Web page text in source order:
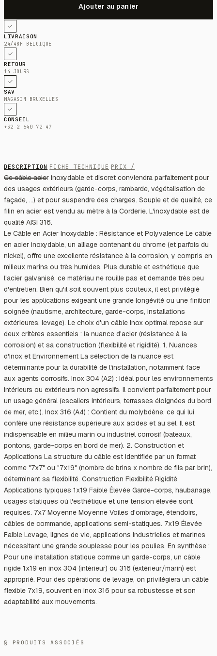
LIVRAISON
24/48H BELGIQUE
RETOUR
14 JOURS
SAV
MAGASIN BRUXELLES
CONSEIL
+32 2 640 72 47
DESCRIPTION FICHE TECHNIQUE PRIX /
Ce câble acier inoxydable et discret conviendra parfaitement pour
des usages extérieurs (garde-corps, rambarde, végétalisation de
façade, ...) et pour suspendre des charges. Souple et de qualité, ce
filin en acier est vendu au mètre à la Corderie. L'inoxydable est de
qualité AISI 316.
Le Câble en Acier Inoxydable : Résistance et Polyvalence Le câble
en acier inoxydable, un alliage contenant du chrome (et parfois du
nickel), offre une excellente résistance à la corrosion, y compris en
milieux marins ou très humides. Plus durable et esthétique que
l'acier galvanisé, ce matériau ne rouille pas et demande très peu
d'entretien. Bien qu'il soit souvent plus coûteux, il est privilégié
pour les applications exigeant une grande longévité ou une finition
soignée (nautisme, architecture, garde-corps, installations
extérieures, levage). Le choix d'un câble inox optimal repose sur
deux critères essentiels : la nuance d'acier (résistance à la
corrosion) et sa construction (flexibilité et rigidité). 1. Nuances
d'Inox et Environnement La sélection de la nuance est
déterminante pour la durabilité de l'installation, notamment face
aux agents corrosifs. Inox 304 (A2) : Idéal pour les environnements
intérieurs ou extérieurs non agressifs. Il convient parfaitement pour
un usage général (escaliers intérieurs, terrasses éloignées du bord
de mer, etc.). Inox 316 (A4) : Contient du molybdène, ce qui lui
confère une résistance supérieure aux acides et au sel. Il est
indispensable en milieu marin ou industriel corrosif (bateaux,
pontons, garde-corps en bord de mer). 2. Construction et
Applications La structure du câble est identifiée par un format
comme "7x7" ou "7x19" (nombre de brins x nombre de fils par brin),
déterminant sa flexibilité. Construction Flexibilité Rigidité
Applications typiques 1x19 Faible Élevée Garde-corps, haubanage,
usages statiques où l'esthétique et une tension élevée sont
requises. 7x7 Moyenne Moyenne Voiles d'ombrage, étendoirs,
câbles de commande, applications semi-statiques. 7x19 Élevée
Faible Levage, lignes de vie, applications industrielles et marines
nécessitant une grande souplesse pour les poulies. En synthèse :
Pour une installation statique comme un garde-corps, un câble
rigide 1x19 en inox 304 (intérieur) ou 316 (extérieur/marin) est
approprié. Pour des opérations de levage, on privilégiera un câble
flexible 7x19, souvent en inox 316 pour sa robustesse et son
adaptabilité aux mouvements.
§ PRODUITS ASSOCIÉS